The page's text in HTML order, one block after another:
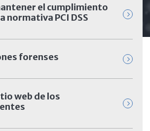
el cumplimiento
normativa PCI DSS
forenses
web de los